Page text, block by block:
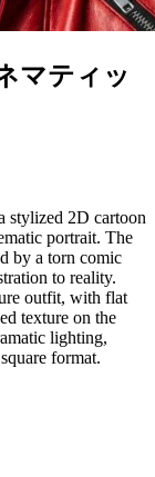
マティッ
2D cartoon
portrait. The
by a torn comic
to reality.
outfit, with flat
texture on the
lighting,
format.